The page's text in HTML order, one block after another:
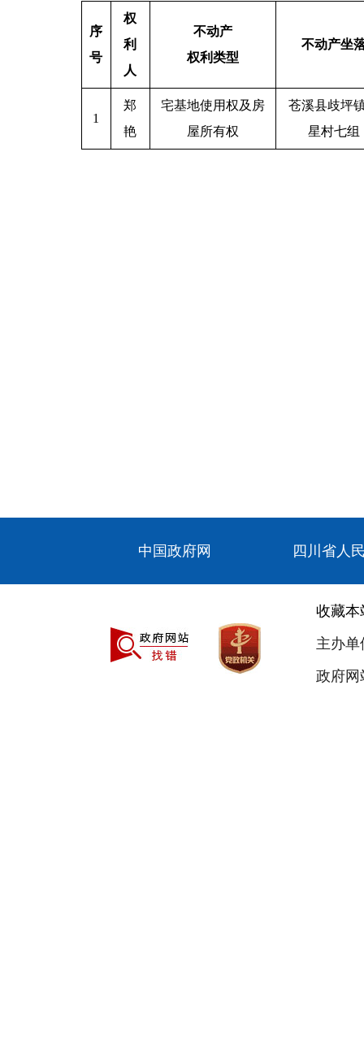
序
号
权
利
人
不动产
权利类型
不动产坐
1
郑
艳
宅基地使用权及房
屋所有权
苍溪县歧坪
星村七组
中国政府网 四川省人
收藏本
主办
政府网